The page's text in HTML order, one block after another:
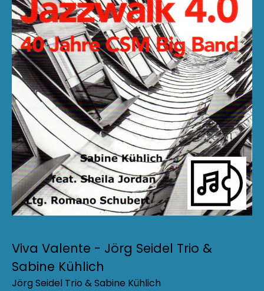
Viva Valente - Jörg Seidel Trio &
Sabine Kühlich
Jörg Seidel Trio & Sabine Kühlich